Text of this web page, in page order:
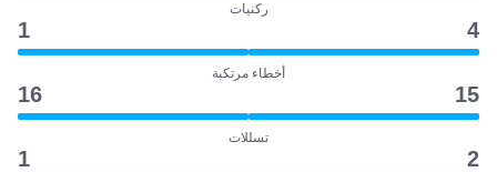
ركنيات
4
1
أخطاء مرتكبة
15
16
تسللات
2
1